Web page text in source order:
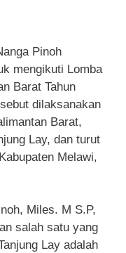
Pinoh
mengikuti Lomba
Barat Tahun
dilaksanakan
Barat,
Lay, dan turut
Melawi,
Miles. M S.P,
salah satu yang
Lay adalah